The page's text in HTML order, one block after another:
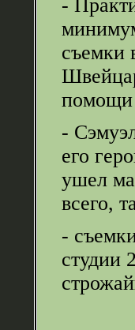
-
съемки
помощи
-
его
ушел
всего,
-
студии